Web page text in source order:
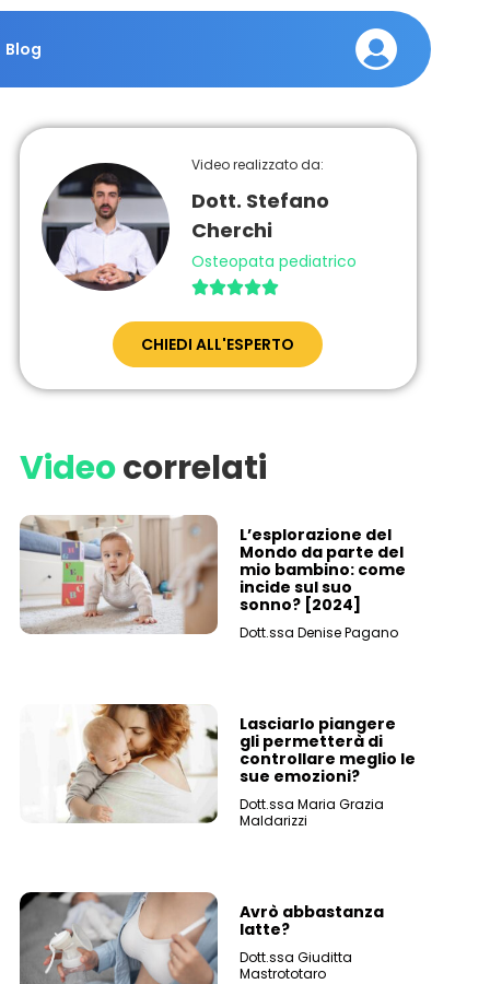
Blog
Video realizzato da:
Dott. Stefano
Cherchi
Osteopata pediatrico

CHIEDI ALL'ESPERTO
Videocorrelati
L’esplorazione del
Mondo da parte del
mio bambino: come
incide sul suo
sonno? [2024]
Dott.ssa Denise Pagano
Lasciarlo piangere
gli permetterà di
controllare meglio le
sue emozioni?
Dott.ssa Maria Grazia
Maldarizzi
Avrò abbastanza
latte?
Dott.ssa Giuditta
Mastrototaro